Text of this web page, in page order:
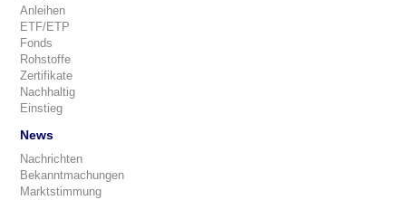
Anleihen
ETF/ETP
Fonds
Rohstoffe
Zertifikate
Nachhaltig
Einstieg
News
Nachrichten
Bekanntmachungen
Marktstimmung